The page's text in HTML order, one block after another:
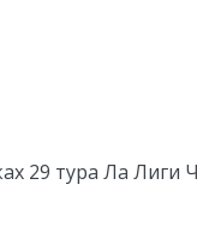
29 тура Ла